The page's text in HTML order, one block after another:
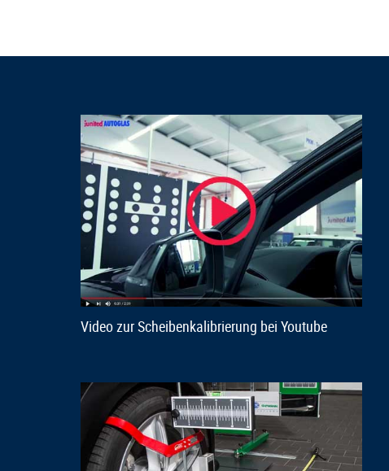
Video zur Scheibenkalibrierung bei Youtube